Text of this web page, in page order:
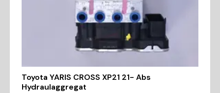
Toyota YARIS CROSS XP21 21- Abs
Hydraulaggregat